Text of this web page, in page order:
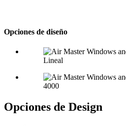
Opciones de diseño
Lineal
4000
Opciones de Design